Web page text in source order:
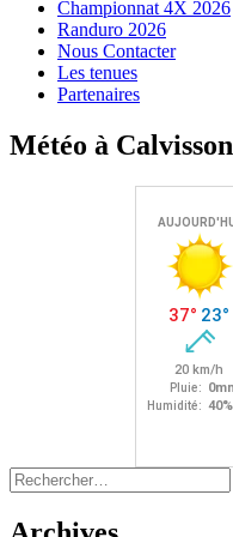
Championnat 4X 2026
Randuro 2026
Nous Contacter
Les tenues
Partenaires
Météo à Calvisson
Rechercher :